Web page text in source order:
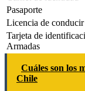
Pasaporte
Licencia de conducir
Tarjeta de
Armadas
Cuáles son los
Chile